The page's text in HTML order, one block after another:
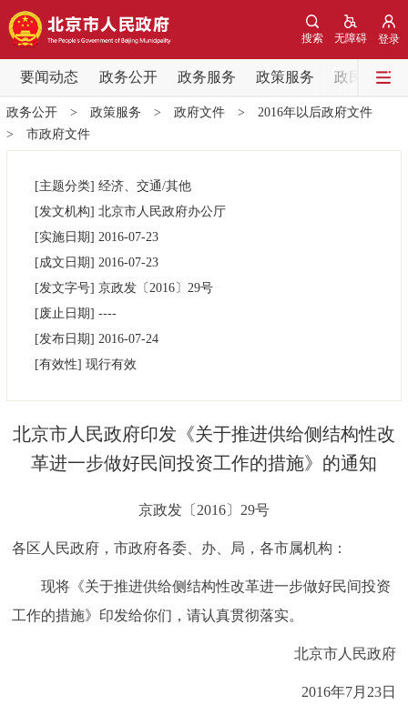
登录
无障碍
搜索
要闻动态 政务公开 政务服务 政策服务 政民互动
要闻动态
党中央精神 国务院信息 中央部委动态
各区热点
市领导
决策公开 专题公开
政务服务
便民服务 利企服务 投资项目
政务公开> 政策服务 > 政府文件> 2016年以后政府文件
> 市政府文件
[主题分类] 经济、交通/其他
[发文机构] 北京市人民政府办公厅
[实施日期] 2016-07-23
[成文日期] 2016-07-23
[发文字号] 京政发〔2016〕 29号
[废止日期] ----
[发布日期] 2016-07-24
[有效性] 现行有效
北京市人民政府印发《关于推进供给侧结构性改
革进一步做好民间投资工作的措施》的通知
京政发〔2016〕29号
各区人民政府，市政府各委、办、局，各市属机构：
现将《关于推进供给侧结构性改革进一步做好民间投资
工作的措施》印发给你们，请认真贯彻落实。
北京市人民政府
2016年7月23日